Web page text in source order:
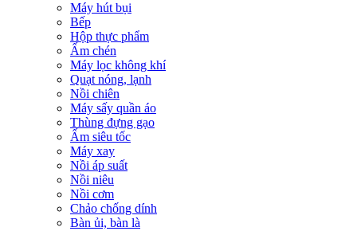
Máy hút bụi
Bếp
Hộp thực phẩm
Ấm chén
Máy lọc không khí
Quạt nóng, lạnh
Nồi chiên
Máy sấy quần áo
Thùng đựng gạo
Ấm siêu tốc
Máy xay
Nồi áp suất
Nồi niêu
Nồi cơm
Chảo chống dính
Bàn ủi, bàn là